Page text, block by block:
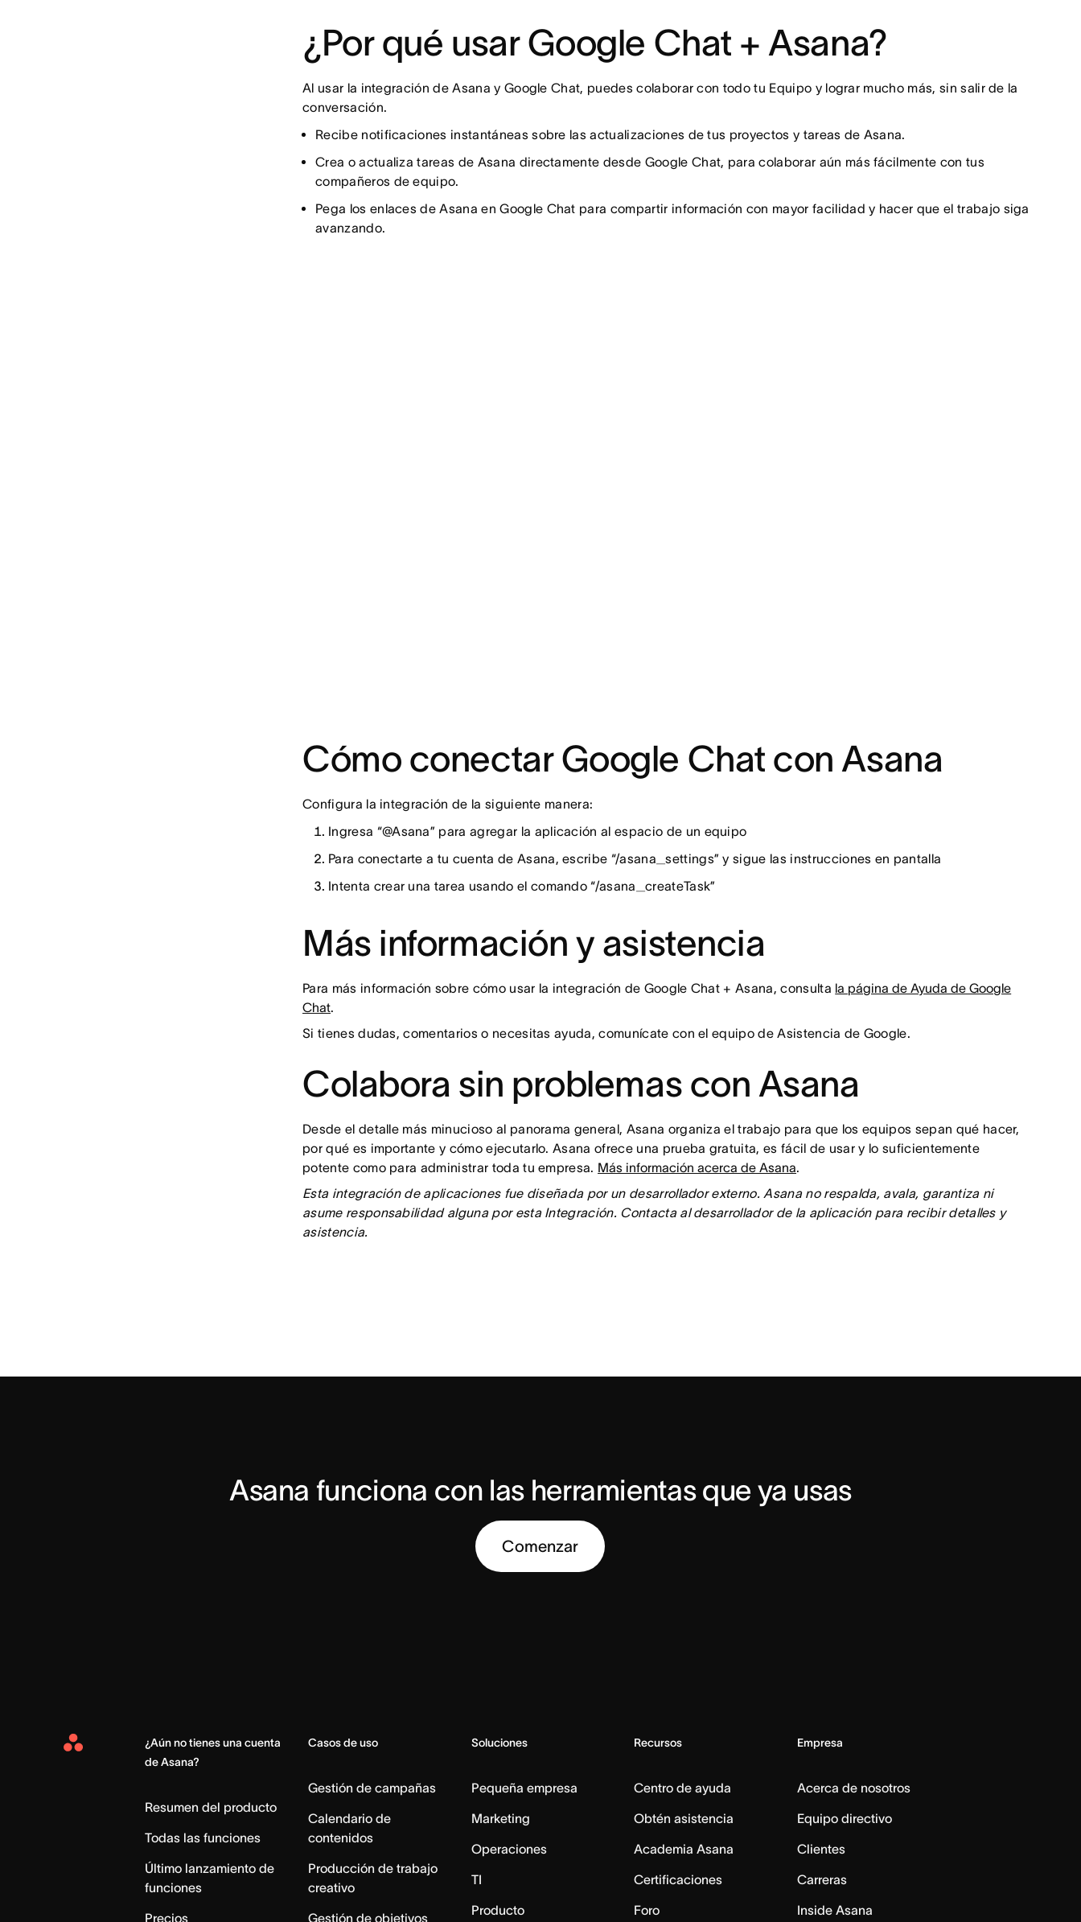
¿Por qué usar Google Chat + Asana?
Al usar la integración de Asana y Google Chat, puedes colaborar con todo tu Equipo y lograr mucho más, sin salir de la
conversación.
Recibe notificaciones instantáneas sobre las actualizaciones de tus proyectos y tareas de Asana.
Crea o actualiza tareas de Asana directamente desde Google Chat, para colaborar aún más fácilmente con tus
compañeros de equipo.
Pega los enlaces de Asana en Google Chat para compartir información con mayor facilidad y hacer que el trabajo siga
avanzando.
Cómo conectar Google Chat con Asana
Configura la integración de la siguiente manera:
Ingresa “@Asana” para agregar la aplicación al espacio de un equipo
Para conectarte a tu cuenta de Asana, escribe “/asana_settings” y sigue las instrucciones en pantalla
Intenta crear una tarea usando el comando “/asana_createTask”
Más información y asistencia
Para más información sobre cómo usar la integración de Google Chat + Asana, consulta la página de Ayuda de Google
Chat.
Si tienes dudas, comentarios o necesitas ayuda, comunícate con el equipo de Asistencia de Google.
Colabora sin problemas con Asana
Desde el detalle más minucioso al panorama general, Asana organiza el trabajo para que los equipos sepan qué hacer,
por qué es importante y cómo ejecutarlo. Asana ofrece una prueba gratuita, es fácil de usar y lo suficientemente
potente como para administrar toda tu empresa. Más información acerca de Asana.
Esta integración de aplicaciones fue diseñada por un desarrollador externo. Asana no respalda, avala, garantiza ni
asume responsabilidad alguna por esta Integración. Contacta al desarrollador de la aplicación para recibir detalles y
asistencia.
Asana funciona con las herramientas que ya usas
Comenzar
Asana
¿Aún no tienes una cuenta
de Asana?
Resumen del producto
Todas las funciones
Último lanzamiento de
funciones
Precios
Casos de uso
Gestión de campañas
Calendario de
contenidos
Producción de trabajo
creativo
Gestión de objetivos
Soluciones
Pequeña empresa
Marketing
Operaciones
TI
Producto
Recursos
Centro de ayuda
Obtén asistencia
Academia Asana
Certificaciones
Foro
Empresa
Acerca de nosotros
Equipo directivo
Clientes
Carreras
Inside Asana